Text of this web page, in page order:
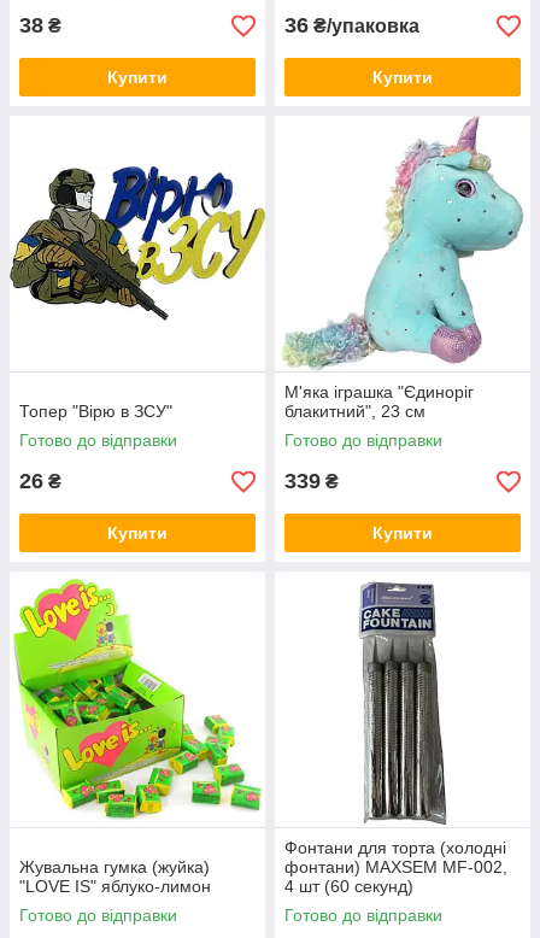
38 ₴
Купити
36 ₴/упаковка
Купити
Топер "Вірю в ЗСУ"
Готово до відправки
26 ₴
Купити
М'яка іграшка "Єдиноріг
блакитний", 23 см
Готово до відправки
339 ₴
Купити
Жувальна гумка (жуйка)
"LOVE IS" яблуко-лимон
Готово до відправки
Фонтани для торта (холодні
фонтани) MAXSEM MF-002,
4 шт (60 секунд)
Готово до відправки